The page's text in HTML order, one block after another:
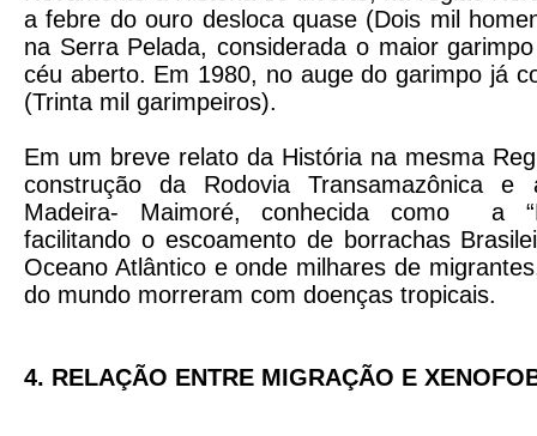
a febre do ouro desloca quase (Dois mil
na Serra Pelada, considerada o maior
céu aberto. Em 1980, no auge do garimpo já
(Trinta mil garimpeiros).
Em um breve relato da História na mesma
construção da Rodovia Transamazônica
Madeira- Maimoré, conhecida como a
facilitando o escoamento de borrachas
Oceano Atlântico e onde milhares de
do mundo morreram com doenças tropicais.
4. RELAÇÃO ENTRE MIGRAÇÃO E